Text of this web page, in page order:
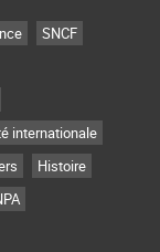
SNCF
internationale
Histoire